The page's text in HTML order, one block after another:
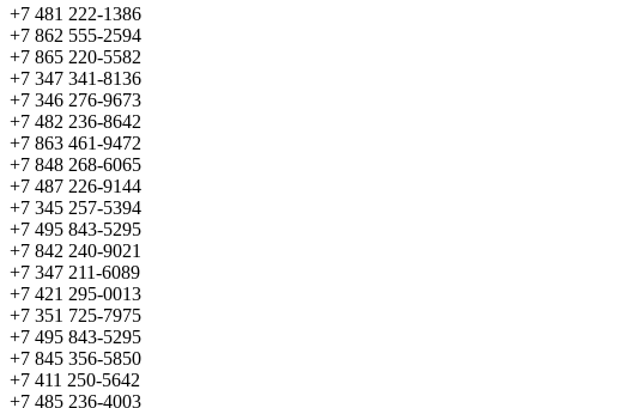
+7 481 222-1386
+7 862 555-2594
+7 865 220-5582
+7 347 341-8136
+7 346 276-9673
+7 482 236-8642
+7 863 461-9472
+7 848 268-6065
+7 487 226-9144
+7 345 257-5394
+7 495 843-5295
+7 842 240-9021
+7 347 211-6089
+7 421 295-0013
+7 351 725-7975
+7 495 843-5295
+7 845 356-5850
+7 411 250-5642
+7 485 236-4003